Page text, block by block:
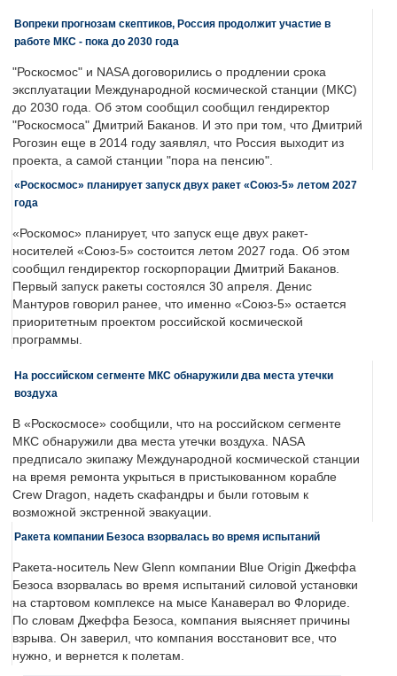
Вопреки прогнозам скептиков, Россия продолжит участие в
работе МКС - пока до 2030 года
"Роскосмос" и NASA договорились о продлении срока
эксплуатации Международной космической станции (МКС)
до 2030 года. Об этом сообщил сообщил гендиректор
"Роскосмоса" Дмитрий Баканов. И это при том, что Дмитрий
Рогозин еще в 2014 году заявлял, что Россия выходит из
проекта, а самой станции "пора на пенсию".
«Роскосмос» планирует запуск двух ракет «Союз-5» летом 2027
года
«Роскомос» планирует, что запуск еще двух ракет-
носителей «Союз-5» состоится летом 2027 года. Об этом
сообщил гендиректор госкорпорации Дмитрий Баканов.
Первый запуск ракеты состоялся 30 апреля. Денис
Мантуров говорил ранее, что именно «Союз-5» остается
приоритетным проектом российской космической
программы.
На российском сегменте МКС обнаружили два места утечки
воздуха
В «Роскосмосе» сообщили, что на российском сегменте
МКС обнаружили два места утечки воздуха. NASA
предписало экипажу Международной космической станции
на время ремонта укрыться в пристыкованном корабле
Crew Dragon, надеть скафандры и были готовым к
возможной экстренной эвакуации.
Ракета компании Безоса взорвалась во время испытаний
Ракета-носитель New Glenn компании Blue Origin Джеффа
Безоса взорвалась во время испытаний силовой установки
на стартовом комплексе на мысе Канаверал во Флориде.
По словам Джеффа Безоса, компания выясняет причины
взрыва. Он заверил, что компания восстановит все, что
нужно, и вернется к полетам.